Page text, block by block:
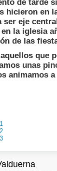
de tarde
hicieron en
ser eje
la iglesia
de las
que
unas
animamos